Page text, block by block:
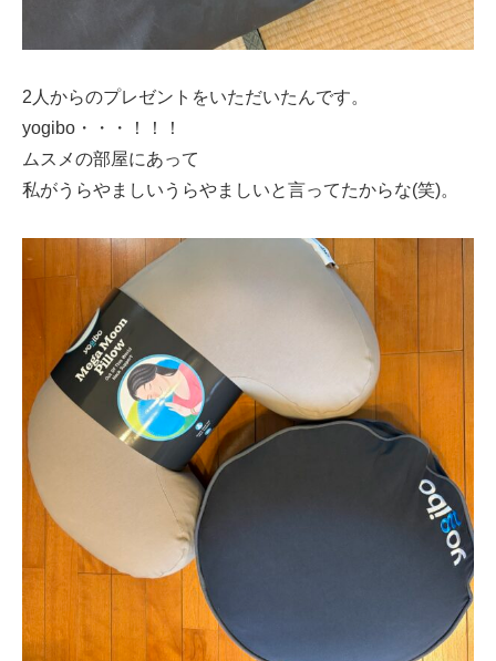
2人からのプレゼントをいただいたんです。
yogibo・・・！！！
ムスメの部屋にあって
私がうらやましいうらやましいと言ってたからな(笑)。